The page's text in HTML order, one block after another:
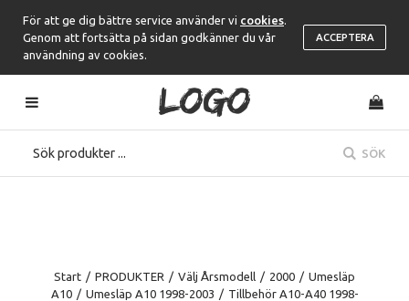
För att ge dig bättre service använder vi cookies
Genom att fortsätta på sidan godkänner du vår
användning av cookies.
ACCEPTERA
SÖK
Start / PRODUKTER / Välj Årsmodell / 2000 / Umesläp
A10 / Umesläp A10 1998-2003 / Tillbehör A10-A40 1998-